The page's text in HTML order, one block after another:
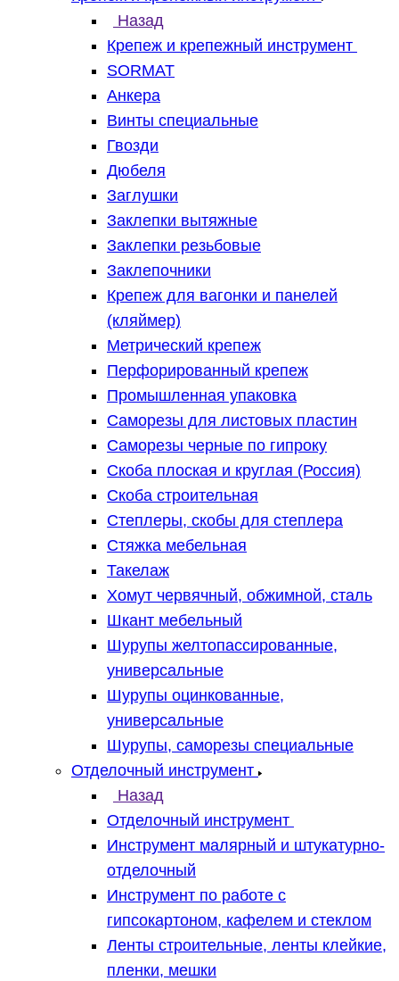
Назад
Крепеж и крепежный инструмент
SORMAT
Анкера
Винты специальные
Гвозди
Дюбеля
Заглушки
Заклепки вытяжные
Заклепки резьбовые
Заклепочники
Крепеж для вагонки и панелей
(кляймер)
Метрический крепеж
Перфорированный крепеж
Промышленная упаковка
Саморезы для листовых пластин
Саморезы черные по гипроку
Скоба плоская и круглая (Россия)
Скоба строительная
Степлеры, скобы для степлера
Стяжка мебельная
Такелаж
Хомут червячный, обжимной, сталь
Шкант мебельный
Шурупы желтопассированные,
универсальные
Шурупы оцинкованные,
универсальные
Шурупы, саморезы специальные
Отделочный инструмент
Назад
Отделочный инструмент
Инструмент малярный и штукатурно-
отделочный
Инструмент по работе с
гипсокартоном, кафелем и стеклом
Ленты строительные, ленты клейкие,
пленки, мешки